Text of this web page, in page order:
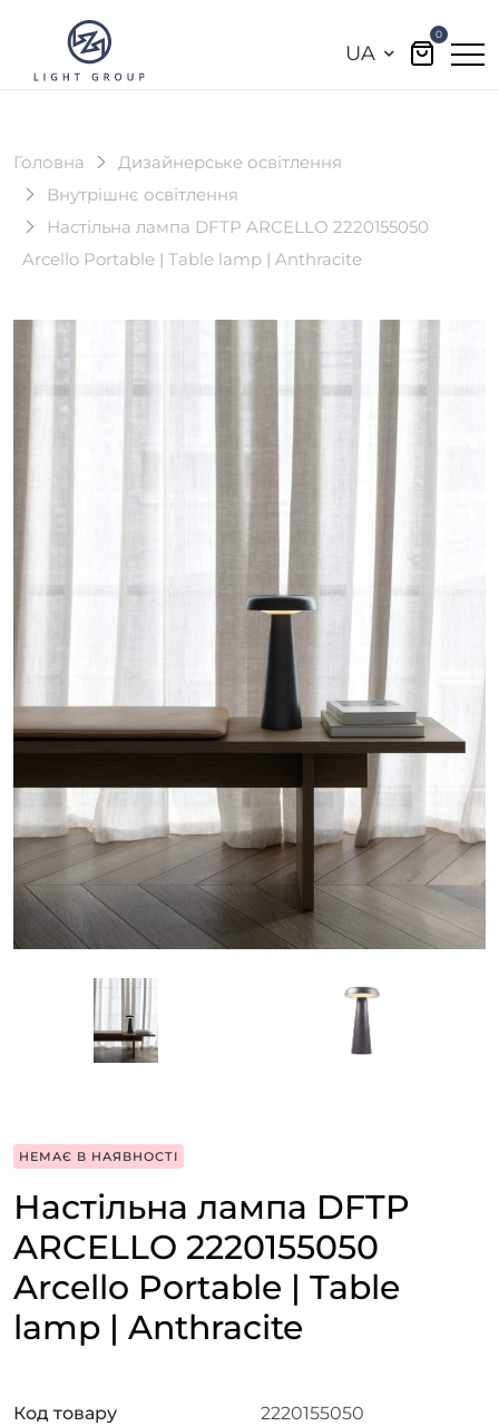
UA
0
Головна
Дизайнерське освітлення
Внутрішнє освітлення
Настільна лампа DFTP ARCELLO 2220155050
Arcello Portable | Table lamp | Anthracite
НЕМАЄ В НАЯВНОСТІ
Настільна лампа DFTP
ARCELLO 2220155050
Arcello Portable | Table
lamp | Anthracite
Код товару
2220155050